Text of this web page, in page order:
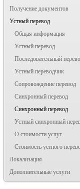
Получение документов
Устный перевод
Общая информация
Устный перевод
Последовательный
Устный переводчик
Сопровождение перевод
Синхронный перевод
Синхронный перевод
Устный синхронный
О стоимости услуг
Стоимость устного
Локализация
Дополнительные услуги